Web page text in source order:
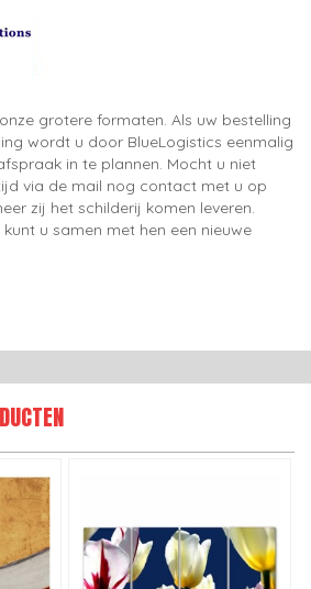
grotere formaten. Als uw bestelling
wordt u door BlueLogistics eenmalig
in te plannen. Mocht u niet
via de mail nog contact met u op
zij het schilderij komen leveren.
u samen met hen een nieuwe